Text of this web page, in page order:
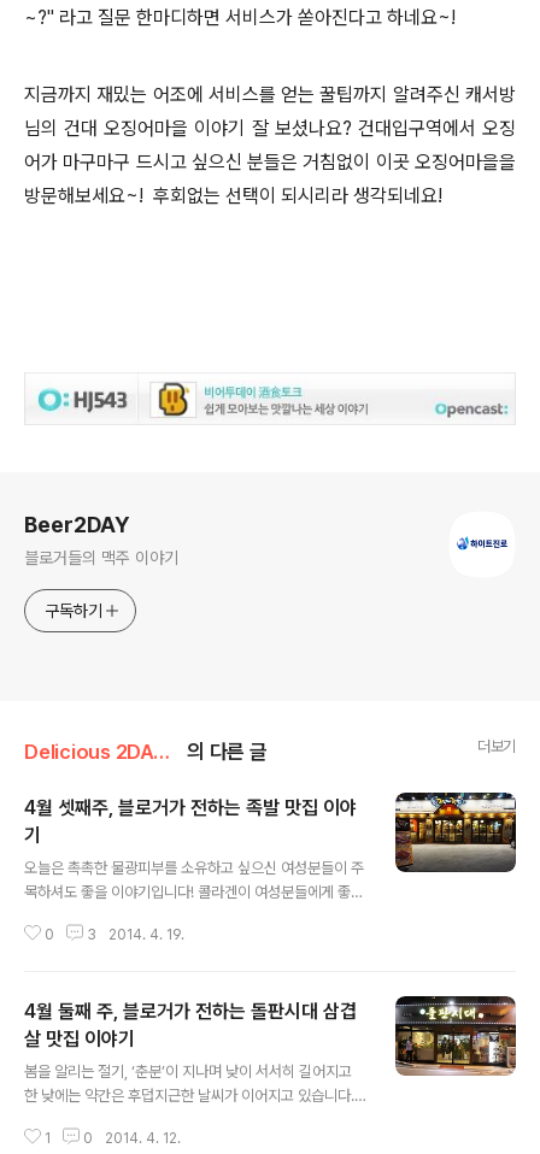
~?" 라고 질문 한마디하면 서비스가 쏟아진다고 하네요~!
지금까지 재밌는 어조에 서비스를 얻는 꿀팁까지 알려주신 캐서방
님의 건대 오징어마을 이야기 잘 보셨나요? 건대입구역에서 오징
어가 마구마구 드시고 싶으신 분들은 거침없이 이곳 오징어마을을
방문해보세요~! 후회없는 선택이 되시리라 생각되네요!
Beer2DAY
블로거들의 맥주 이야기
구독하기
Delicious 2DAY/Bloggers 의 다른 글 더보기
4월 셋째주, 블로거가 전하는 족발 맛집 이야
기
오늘은 촉촉한 물광피부를 소유하고 싶으신 여성분들이 주
목하셔도 좋을 이야기입니다! 콜라겐이 여성분들에게 좋다
고 아름답게 유지하는데 좋은 성분들이 풍부하게 함유되어
전하는 이야기는 늦봄님의 콜라겐 가득한 족발 맛집 이야
기입니다! 지금 바로 들어가보실까요? 늦봄님이 전하는 신
논현역 '가장 맛있는 족발' 맛집 이야기 늦봄님은 금요일이
휴무이신데 오랜만에 친구들과 함께 족발을 드시러 회사
의 족발을 판매한다는 증거이겠죠? '가장 맛있는 족발' 집
0 3 2014. 4. 19.
4월 둘째 주, 블로거가 전하는 돌판시대 삼겹
살 맛집 이야기
봄을 알리는 절기, ‘춘분’이 지나며 낮이 서서히 길어지고
한 낮에는 약간은 후덥지근한 날씨가 이어지고 있습니다.
겨야 하는데요. 실상은 그러지 못하고 있습니다! 그 이유는
1 0 2014. 4. 12.